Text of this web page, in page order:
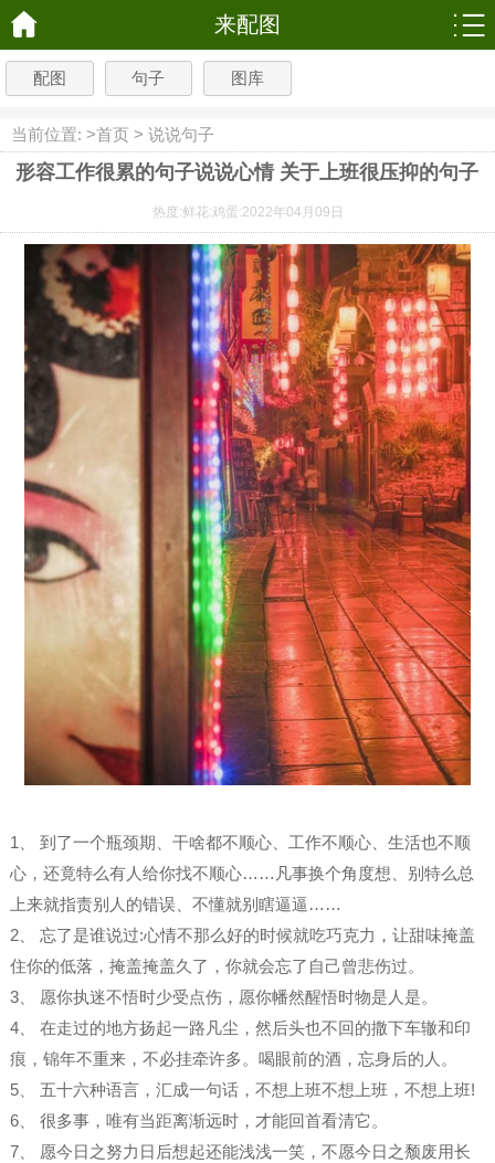
来配图
配图 句子 图库
当前位置: >首页 > 说说句子
形容工作很累的句子说说心情 关于上班很压抑的句子
热度:鲜花:鸡蛋:2022年04月09日
1、 到了一个瓶颈期、干啥都不顺心、工作不顺心、生活也不顺
心，还竟特么有人给你找不顺心……凡事换个角度想、别特么总
上来就指责别人的错误、不懂就别瞎逼逼……
2、 忘了是谁说过:心情不那么好的时候就吃巧克力，让甜味掩盖
住你的低落，掩盖掩盖久了，你就会忘了自己曾悲伤过。
3、 愿你执迷不悟时少受点伤，愿你幡然醒悟时物是人是。
4、 在走过的地方扬起一路凡尘，然后头也不回的撒下车辙和印
痕，锦年不重来，不必挂牵许多。喝眼前的酒，忘身后的人。
5、 五十六种语言，汇成一句话，不想上班不想上班，不想上班!
6、 很多事，唯有当距离渐远时，才能回首看清它。
7、 愿今日之努力日后想起还能浅浅一笑，不愿今日之颓废用长